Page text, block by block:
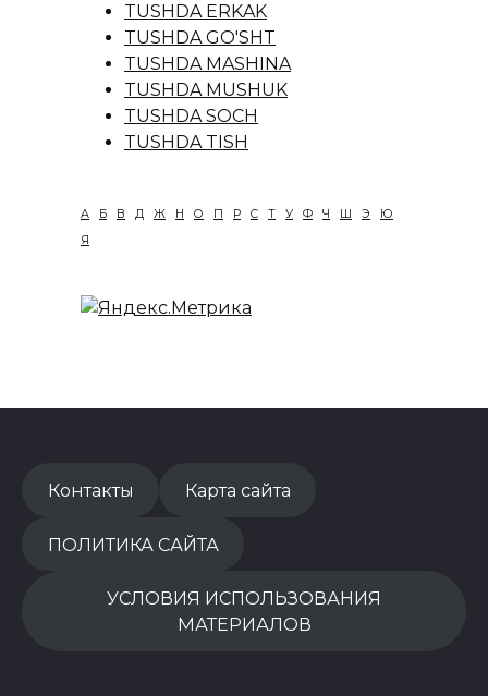
TUSHDA ERKAK
TUSHDA GO'SHT
TUSHDA MASHINA
TUSHDA MUSHUK
TUSHDA SOCH
TUSHDA TISH
А Б В Д Ж Н О П Р С Т У Ф Ч Ш Э
Ю
Я
Контакты Карта сайта
ПОЛИТИКА САЙТА
УСЛОВИЯ ИСПОЛЬЗОВАНИЯ
МАТЕРИАЛОВ